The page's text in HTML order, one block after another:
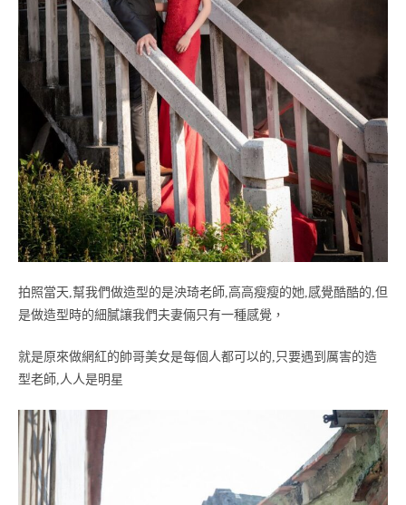
拍照當天,幫我們做造型的是泱琦老師,高高瘦瘦的她,感覺酷酷的,但
是做造型時的細膩讓我們夫妻倆只有一種感覺，
就是原來做網紅的帥哥美女是每個人都可以的,只要遇到厲害的造
型老師,人人是明星